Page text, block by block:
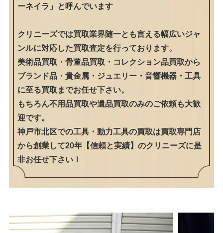
ーネイラ」と呼んでいます
クリニーズでは買取業界随一とも言える幅広いジャ
ンルに対応した買取査定を行っております。
美術品買取・骨董品買取・コレクション品買取から
ブランド品・貴金属・ジュエリー・音響機器・工具
に至る買取までお任せ下さい。
もちろん不用品買取や遺品買取のみのご依頼も大歓
迎です。
神戸市北区での工具・動力工具の買取は買取専門店
から創業して20年【信頼と実績】のクリニーズに是
非お任せ下さい！